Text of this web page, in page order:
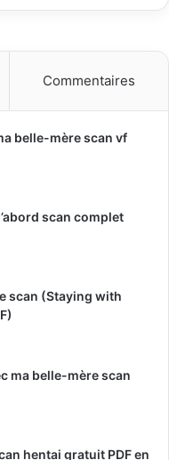
Commentaires
belle-mère scan vf
scan complet
scan (Staying with
ma belle-mère scan
hentai gratuit PDF en